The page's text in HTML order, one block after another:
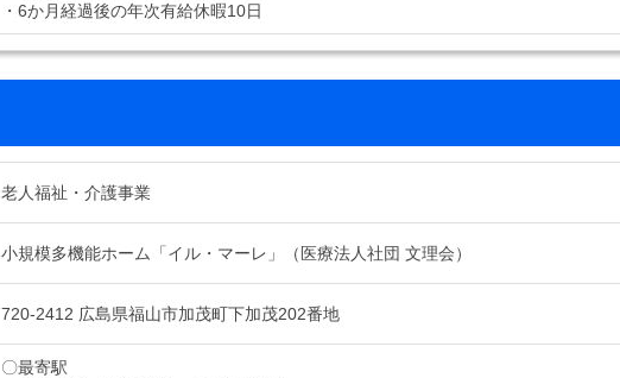
・6か月経過後の年次有給休暇10日
老人福祉・介護事業
小規模多機能ホーム「イル・マーレ」（医療法人社団 文理会）
720-2412 広島県福山市加茂町下加茂202番地
〇最寄駅